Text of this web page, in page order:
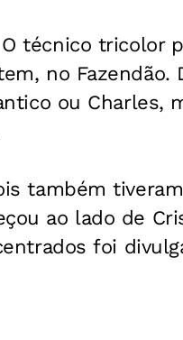
O técnico tricolor
no
ou Charles,
também
ao lado de
foi